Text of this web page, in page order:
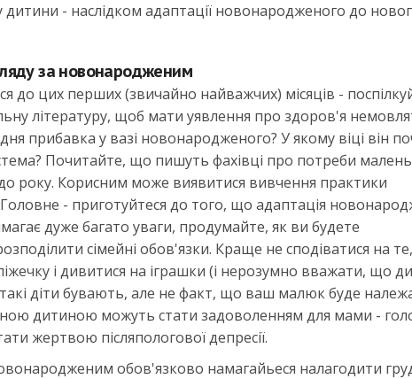
- наслідком адаптації новонародженого до
за новонародженим
до цих перших (звичайно найважчих) місяців -
літературу, щоб мати уявлення про здоров'я
прибавка у вазі новонародженого? У якому віці він
Почитайте, що пишуть фахівці про потреби
року. Корисним може виявитися вивчення практики
- приготуйтеся до того, що адаптація
дуже багато уваги, продумайте, як ви будете
сімейні обов'язки. Краще не сподіватися на
і дивитися на іграшки (і нерозумно вважати, що
діти бувають, але не факт, що ваш малюк буде
дитиною можуть стати задоволенням для мами -
жертвою післяпологової депресії.
обов'язково намагайьеся налагодити